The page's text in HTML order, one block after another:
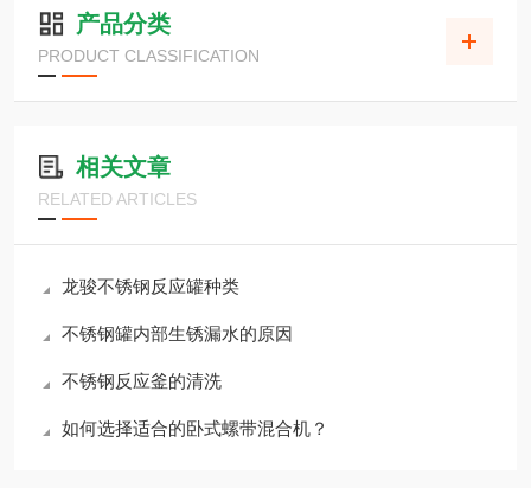
产品分类
PRODUCT CLASSIFICATION
相关文章
RELATED ARTICLES
龙骏不锈钢反应罐种类
不锈钢罐内部生锈漏水的原因
不锈钢反应釜的清洗
如何选择适合的卧式螺带混合机？